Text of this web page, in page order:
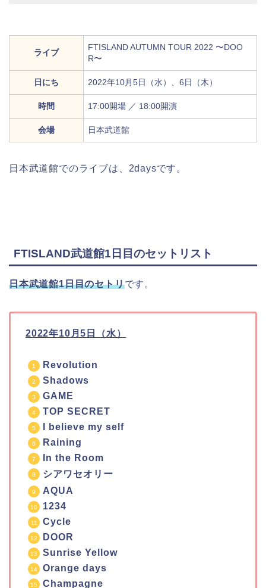
ライブ
FTISLAND AUTUMN TOUR 2022 〜DOO
R〜
日にち 2022年10月5日（水）、6日（木）
時間 17:00開場 ／ 18:00開演
会場 日本武道館
日本武道館でのライブは、2daysです。
FTISLAND武道館1日目のセットリスト
日本武道館1日目のセトリです。
2022年10月5日（水）
Revolution
Shadows
GAME
TOP SECRET
I believe my self
Raining
In the Room
シアワセオリー
AQUA
1234
Cycle
DOOR
Sunrise Yellow
Orange days
Champagne